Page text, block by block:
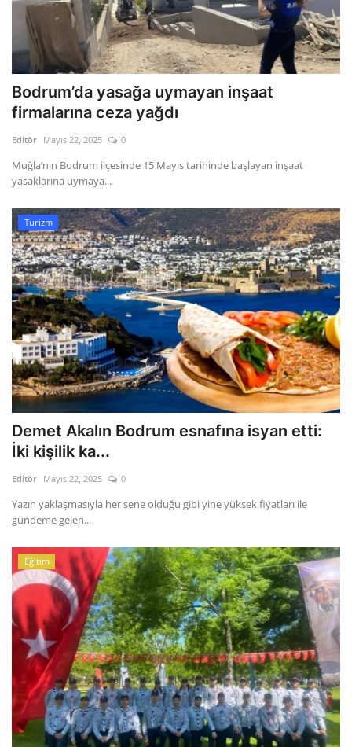
Bodrum’da yasağa uymayan inşaat
firmalarına ceza yağdı
Editör Mayıs 22, 2025 0
Muğla’nın Bodrum ilçesinde 15 Mayıs tarihinde başlayan inşaat
yasaklarına uymaya...
Turizm
Demet Akalın Bodrum esnafına isyan etti:
İki kişilik ka...
Editör Mayıs 22, 2025 0
Yazın yaklaşmasıyla her sene olduğu gibi yine yüksek fiyatları ile
gündeme gelen...
Eğitim